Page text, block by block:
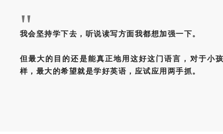
"
我会坚持学下去，听说读写方面我都想加强一下。
但最大的目的还是能真正地用这好这门语言，对于小
样，最大的希望就是学好英语，应试应用两手抓。